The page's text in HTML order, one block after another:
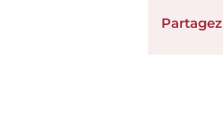
Partagez